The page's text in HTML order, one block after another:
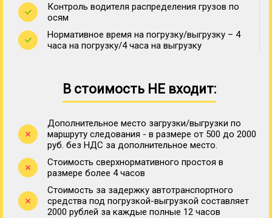
Контроль водителя распределения грузов по
осям
Нормативное время на погрузку/выгрузку – 4
часа на погрузку/4 часа на выгрузку
В стоимость НЕ входит:
Дополнительное место загрузки/выгрузки по
маршруту следования - в размере от 500 до 2000
руб. без НДС за дополнительное место.
Стоимость сверхнормативного простоя в
размере более 4 часов
Стоимость за задержку автотранспортного
средства под погрузкой-выгрузкой составляет
2000 рублей за каждые полные 12 часов